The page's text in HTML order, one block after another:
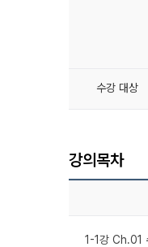
수강 대상
강의목차
1-1강 Ch.01